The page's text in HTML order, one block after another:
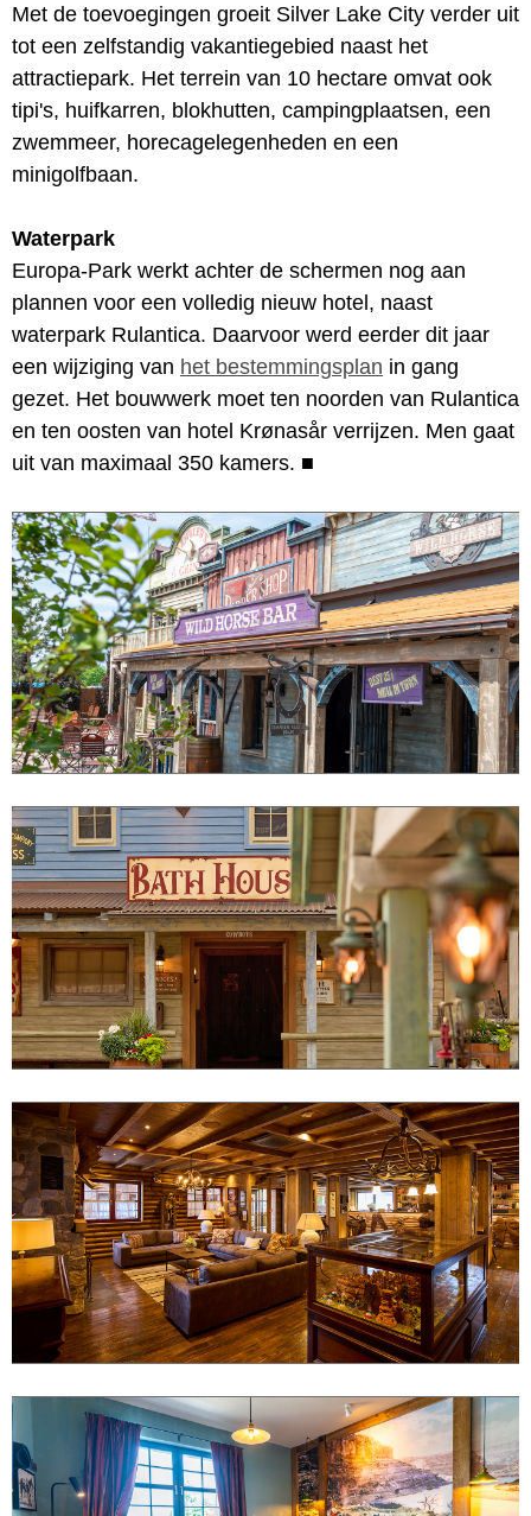
Met de toevoegingen groeit Silver Lake City verder uit
tot een zelfstandig vakantiegebied naast het
attractiepark. Het terrein van 10 hectare omvat ook
tipi's, huifkarren, blokhutten, campingplaatsen, een
zwemmeer, horecagelegenheden en een
minigolfbaan.
Waterpark
Europa-Park werkt achter de schermen nog aan
plannen voor een volledig nieuw hotel, naast
waterpark Rulantica. Daarvoor werd eerder dit jaar
een wijziging van het bestemmingsplan in gang
gezet. Het bouwwerk moet ten noorden van Rulantica
en ten oosten van hotel Krønasår verrijzen. Men gaat
uit van maximaal 350 kamers. ■